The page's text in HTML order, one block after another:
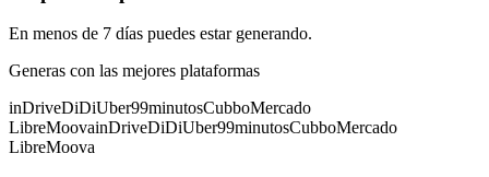
En menos de 7 días puedes estar generando.
Generas con las mejores plataformas
inDriveDiDiUber99minutosCubboMercado
LibreMoovainDriveDiDiUber99minutosCubboMercado
LibreMoova